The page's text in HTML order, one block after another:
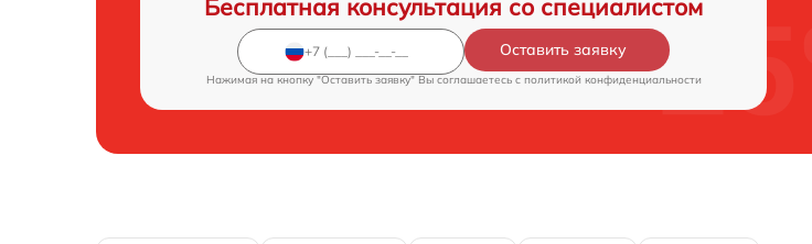
Бесплатная консультация со специалистом
Оставить заявку
Нажимая на кнопку "Оставить заявку" Вы соглашаетесь c политикой конфиденциальности